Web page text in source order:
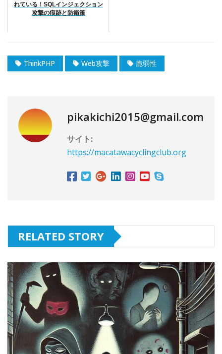
単
れている！SQLインジェクション
攻撃の痕跡と防衛策
ThinkPHP Web攻撃 脆弱性
pikakichi2015@gmail.com
サイト:
https://macatawacyclingclub.org
RELATED STORY